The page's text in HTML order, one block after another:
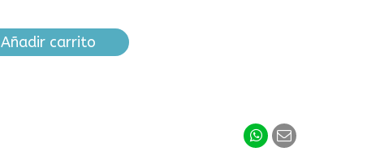
Añadir carrito